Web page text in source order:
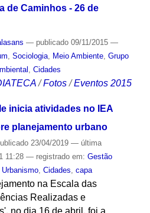
de Caminhos - 26 de
— publicado09/11/2015 —
, Sociologia, Meio Ambiente, Grupo
, Cidades
/Fotos /Eventos 2015
inicia atividades no IEA
planejamento urbano
23/04/2019 — última
11:28 — registrado em: Gestão
Urbanismo, Cidades capa
na Escala das
Realizadas e
no dia 16 de abril, foi a